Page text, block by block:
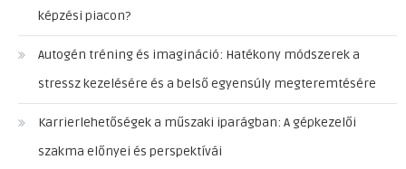
képzési piacon?
Autogén tréning és imagináció: Hatékony módszerek a
stressz kezelésére és a belső egyensúly megteremtésére
Karrierlehetőségek a műszaki iparágban: A gépkezelői
szakma előnyei és perspektívái